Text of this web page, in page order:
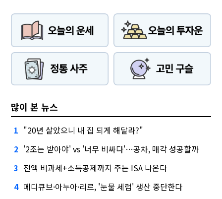
많이 본 뉴스
1 "20년 살았으니 내 집 되게 해달라?"
2 '2조는 받아야' vs '너무 비싸다'…공차, 매각 성공할까
3 전액 비과세+소득공제까지 주는 ISA 나온다
4 메디큐브·아누아·리르, '눈물 세럼' 생산 중단한다